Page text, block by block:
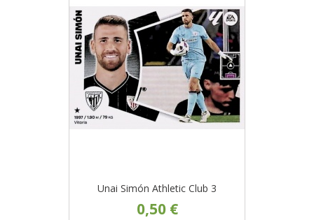
Unai Simón Athletic Club 3
0,50 €